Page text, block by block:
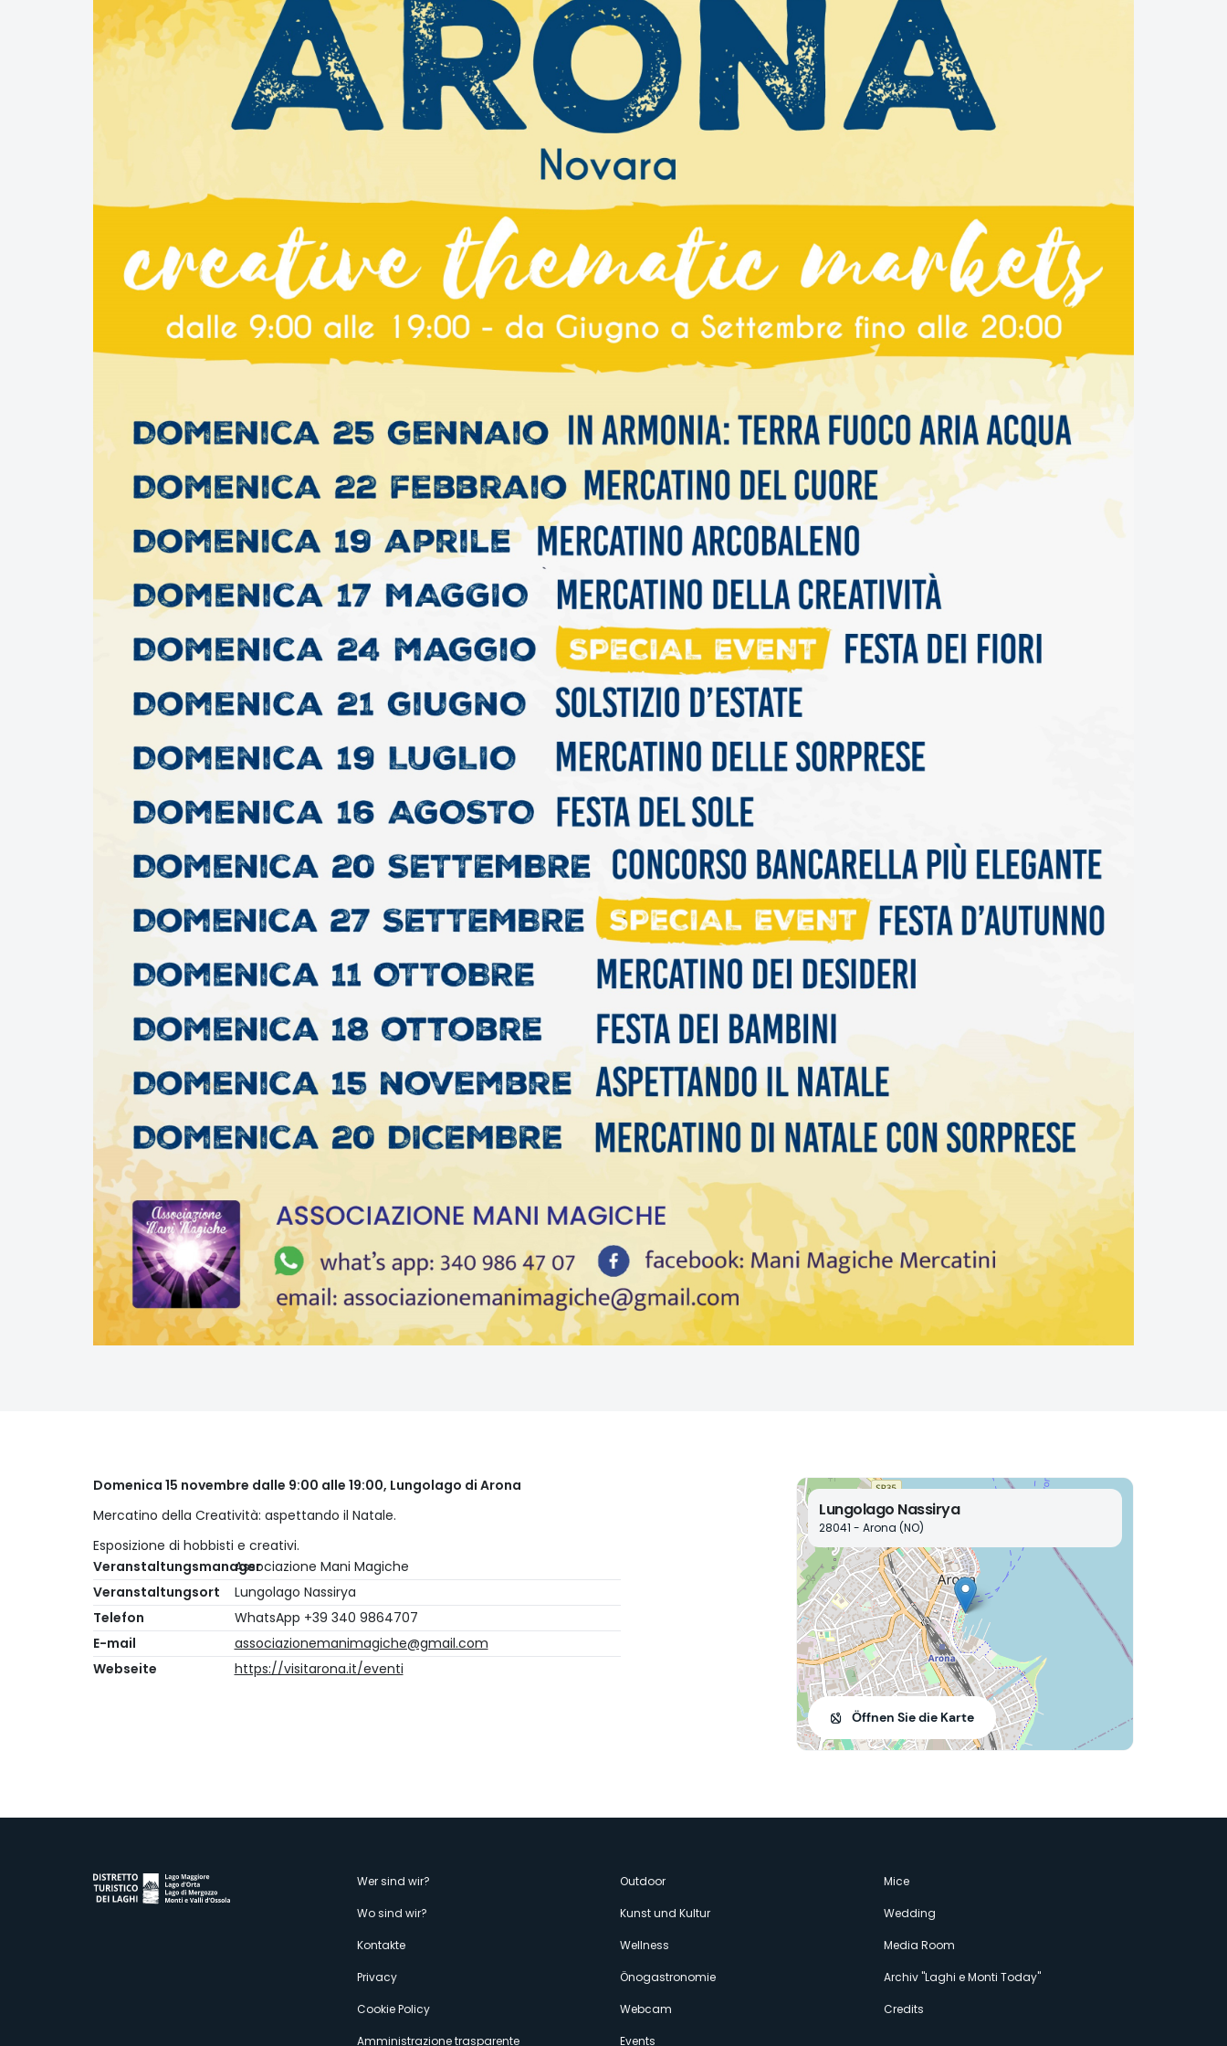
Domenica 15 novembre dalle 9:00 alle 19:00, Lungolago di Arona
Mercatino della Creatività: aspettando il Natale.
Esposizione di hobbisti e creativi.
VeranstaltungsmanagerAssociazione Mani Magiche
Veranstaltungsort
Lungolago Nassirya
Telefon
WhatsApp +39 340 9864707
E-mail
associazionemanimagiche@gmail.com
Webseite
https://visitarona.it/eventi
Lungolago Nassirya
28041 - Arona (NO)
Öffnen Sie die Karte
Menù
secondario
Wer sind wir?
Wo sind wir?
Kontakte
Privacy
Cookie Policy
Amministrazione trasparente
Outdoor
Kunst und Kultur
Wellness
Önogastronomie
Webcam
Events
Mice
Wedding
Media Room
Archiv "Laghi e Monti Today"
Credits